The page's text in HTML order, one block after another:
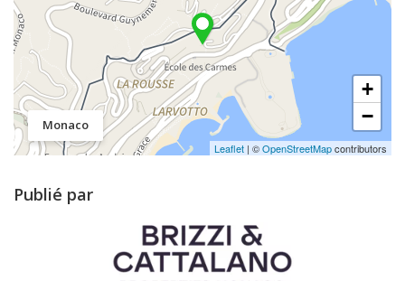
Monaco
+
−
Leaflet | ©OpenStreetMapcontributors
Publié par